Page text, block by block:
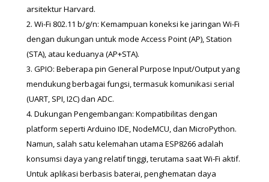
arsitektur Harvard.
2. Wi-Fi 802.11 b/g/n: Kemampuan koneksi ke jaringan Wi-Fi
dengan dukungan untuk mode Access Point (AP), Station
(STA), atau keduanya (AP+STA).
3. GPIO: Beberapa pin General Purpose Input/Output yang
mendukung berbagai fungsi, termasuk komunikasi serial
(UART, SPI, I2C) dan ADC.
4. Dukungan Pengembangan: Kompatibilitas dengan
platform seperti Arduino IDE, NodeMCU, dan MicroPython.
Namun, salah satu kelemahan utama ESP8266 adalah
konsumsi daya yang relatif tinggi, terutama saat Wi-Fi aktif.
Untuk aplikasi berbasis baterai, penghematan daya